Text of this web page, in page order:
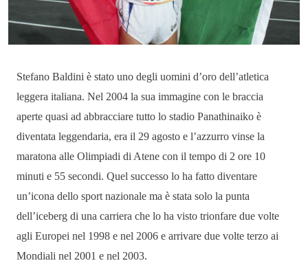
Stefano Baldini è stato uno degli uomini d’oro dell’atletica
leggera italiana. Nel 2004 la sua immagine con le braccia
aperte quasi ad abbracciare tutto lo stadio Panathinaiko è
diventata leggendaria, era il 29 agosto e l’azzurro vinse la
maratona alle Olimpiadi di Atene con il tempo di 2 ore 10
minuti e 55 secondi. Quel successo lo ha fatto diventare
un’icona dello sport nazionale ma è stata solo la punta
dell’iceberg di una carriera che lo ha visto trionfare due volte
agli Europei nel 1998 e nel 2006 e arrivare due volte terzo ai
Mondiali nel 2001 e nel 2003.